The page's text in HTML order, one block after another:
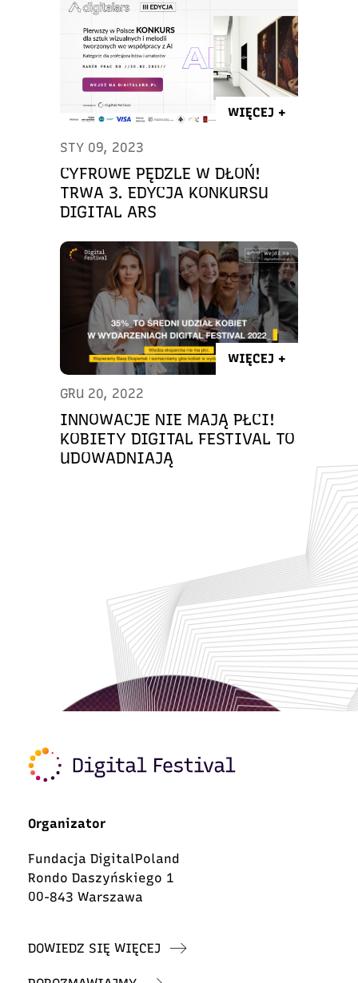
WIĘCEJ +
STY 09, 2023
CYFROWE PĘDZLE W DŁOŃ!
TRWA 3. EDYCJA KONKURSU
DIGITAL ARS
WIĘCEJ +
GRU 20, 2022
INNOWACJE NIE MAJĄ PŁCI!
KOBIETY DIGITAL FESTIVAL TO
UDOWADNIAJĄ
Organizator
Fundacja DigitalPoland
Rondo Daszyńskiego 1
00-843 Warszawa
DOWIEDZ SIĘ WIĘCEJ